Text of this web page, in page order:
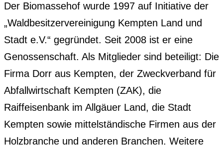
Der Biomassehof wurde 1997 auf Initiative der
„Waldbesitzervereinigung Kempten Land und
Stadt e.V.“ gegründet. Seit 2008 ist er eine
Genossenschaft. Als Mitglieder sind beteiligt: Die
Firma Dorr aus Kempten, der Zweckverband für
Abfallwirtschaft Kempten (ZAK), die
Raiffeisenbank im Allgäuer Land, die Stadt
Kempten sowie mittelständische Firmen aus der
Holzbranche und anderen Branchen. Weitere